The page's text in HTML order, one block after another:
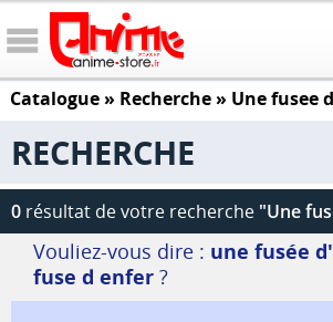
Catalogue» Recherche » Une fusee
RECHERCHE
0 résultat de votre recherche "Une
Vouliez-vous dire : une fusée
fuse d enfer ?